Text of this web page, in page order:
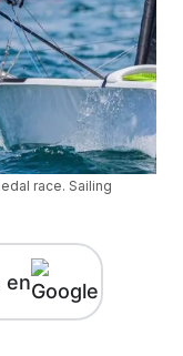
race. Sailing
en